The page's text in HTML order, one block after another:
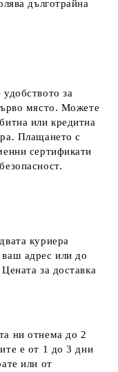
дълготрайна
за
място. Можете
или кредитна
Плащането с
сертификати
куриера
адрес или до
за доставка
ни отнема до 2
е от 1 до 3 дни
или от